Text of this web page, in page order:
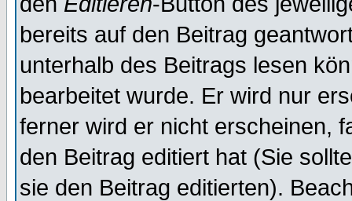
bereits auf den Beitrag
unterhalb des Beitrags lesen
bearbeitet wurde. Er wird nur
ferner wird er nicht erscheinen,
den Beitrag editiert hat (Sie
sie den Beitrag editierten).